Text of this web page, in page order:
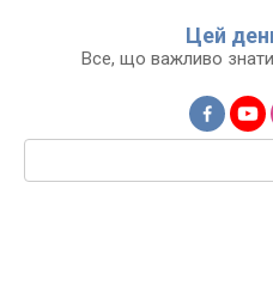
Цей
Все, що важливо
Пошук: